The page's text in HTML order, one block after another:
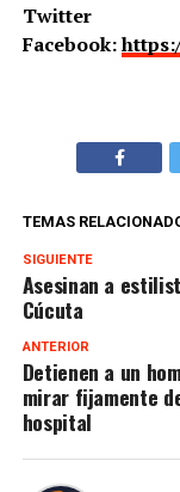
Twitter
Facebook:
TEMAS
SIGUIENTE
Asesinan a
Cúcuta
ANTERIOR
Detienen a un
mirar fijamente
hospital